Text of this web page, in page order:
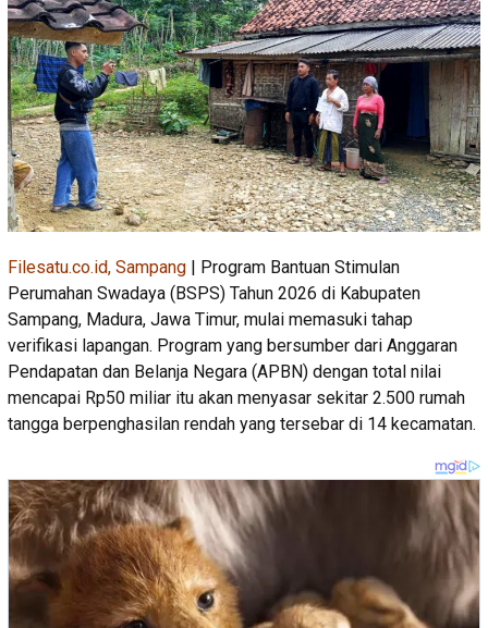
Filesatu.co.id, Sampang | Program Bantuan Stimulan
Perumahan Swadaya (BSPS) Tahun 2026 di Kabupaten
Sampang, Madura, Jawa Timur, mulai memasuki tahap
verifikasi lapangan. Program yang bersumber dari Anggaran
Pendapatan dan Belanja Negara (APBN) dengan total nilai
mencapai Rp50 miliar itu akan menyasar sekitar 2.500 rumah
tangga berpenghasilan rendah yang tersebar di 14 kecamatan.